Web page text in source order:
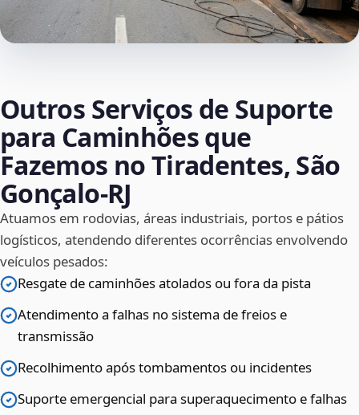
Outros Serviços de Suporte
para Caminhões que
Fazemos no Tiradentes, São
Gonçalo‑RJ
Atuamos em rodovias, áreas industriais, portos e pátios
logísticos, atendendo diferentes ocorrências envolvendo
veículos pesados:
Resgate de caminhões atolados ou fora da pista
Atendimento a falhas no sistema de freios e
transmissão
Recolhimento após tombamentos ou incidentes
Suporte emergencial para superaquecimento e falhas